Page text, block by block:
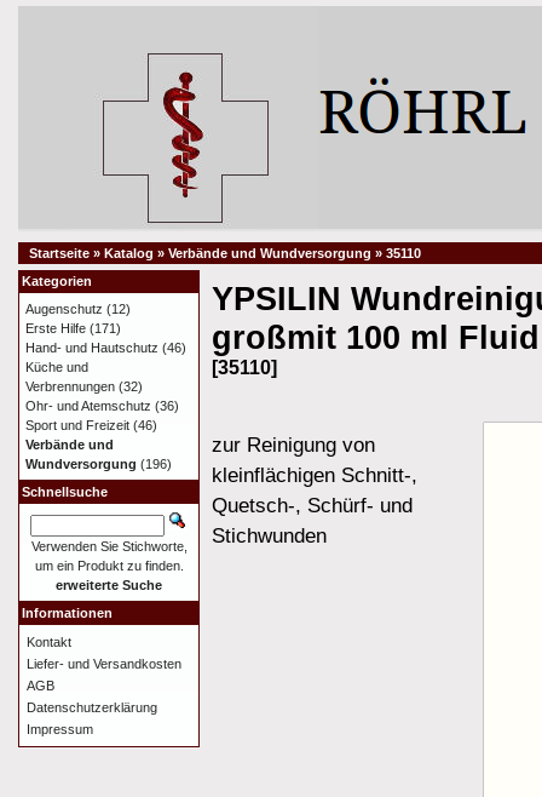
Startseite » Katalog » Verbände und Wundversorgung » 35110
YPSILIN
großmit 100 ml
[35110]
zur Reinigung von
kleinflächigen Schnitt-,
Quetsch-, Schürf- und
Stichwunden
Kategorien
Augenschutz (12)
Erste Hilfe (171)
Hand- und Hautschutz (46)
Küche und
Verbrennungen (32)
Ohr- und Atemschutz (36)
Sport und Freizeit (46)
Verbände und
Wundversorgung (196)
Schnellsuche
Verwenden Sie Stichworte,
um ein Produkt zu finden.
erweiterte Suche
Informationen
Kontakt
Liefer- und Versandkosten
AGB
Datenschutzerklärung
Impressum